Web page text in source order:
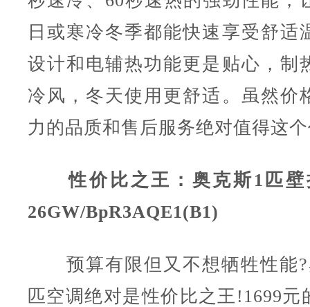
日或寒冷冬季都能快速享受舒适
设计和电辅热功能更是贴心，制
冷风，冬天使用更舒适。虽然价
力的品质和售后服务绝对值得这
性价比之王：奥克斯1匹壁
26GW/BpR3AQE1(B1)
预算有限但又不想牺牲性能?
匹空调绝对是性价比之王!1699元